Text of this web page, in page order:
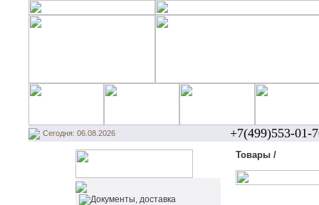
Сегодня: 06.08.2026 +7(499)553-01-
Документы, доставка
Товары /